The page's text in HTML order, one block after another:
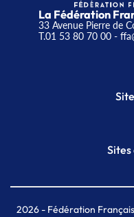
La Fédération
33 Avenue Pierre de
T.01 53 80 70 00-
MAIF
2026- Fédération